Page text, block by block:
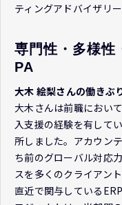
ティングアドバイザ
専門性・多様性
PA
大木 絵梨さんの働きぶ
大木さんは前職におい
入支援の経験を有して
所しました。アカウン
ち前のグローバル対応
スを多くのクライアン
直近で関与している